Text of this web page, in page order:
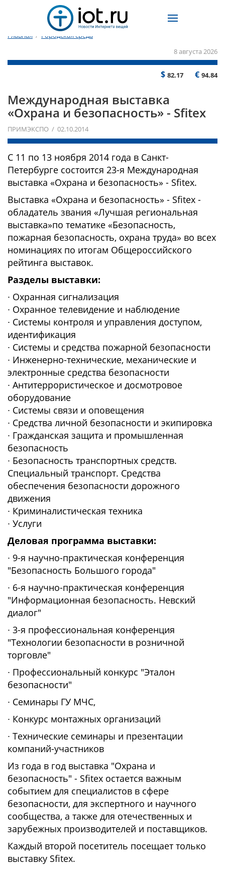
Главная / Городская среда
8 августа 2026
$ 82.17 € 94.84
Международная выставка
«Охрана и безопасность» - Sfitex
ПРИМЭКСПО / 02.10.2014
С 11 по 13 ноября 2014 года в Санкт-
Петербурге состоится 23-я Международная
выставка «Охрана и безопасность» - Sfitex.
Выставка «Охрана и безопасность» - Sfitex -
обладатель звания «Лучшая региональная
выставка»по тематике «Безопасность,
пожарная безопасность, охрана труда» во всех
номинациях по итогам Общероссийского
рейтинга выставок.
Разделы выставки:
∙ Охранная сигнализация
∙ Охранное телевидение и наблюдение
∙ Системы контроля и управления доступом,
идентификация
∙ Системы и средства пожарной безопасности
∙ Инженерно-технические, механические и
электронные средства безопасности
∙ Антитеррористическое и досмотровое
оборудование
∙ Системы связи и оповещения
∙ Средства личной безопасности и экипировка
∙ Гражданская защита и промышленная
безопасность
∙ Безопасность транспортных средств.
Специальный транспорт. Средства
обеспечения безопасности дорожного
движения
∙ Криминалистическая техника
∙ Услуги
Деловая программа выставки:
∙ 9-я научно-практическая конференция
"Безопасность Большого города"
∙ 6-я научно-практическая конференция
"Информационная безопасность. Невский
диалог"
∙ 3-я профессиональная конференция
"Технологии безопасности в розничной
торговле"
∙ Профессиональный конкурс "Эталон
безопасности"
∙ Семинары ГУ МЧС,
∙ Конкурс монтажных организаций
∙ Технические семинары и презентации
компаний-участников
Из года в год выставка "Охрана и
безопасность" - Sfitex остается важным
событием для специалистов в сфере
безопасности, для экспертного и научного
сообщества, а также для отечественных и
зарубежных производителей и поставщиков.
Каждый второй посетитель посещает только
выставку Sfitex.